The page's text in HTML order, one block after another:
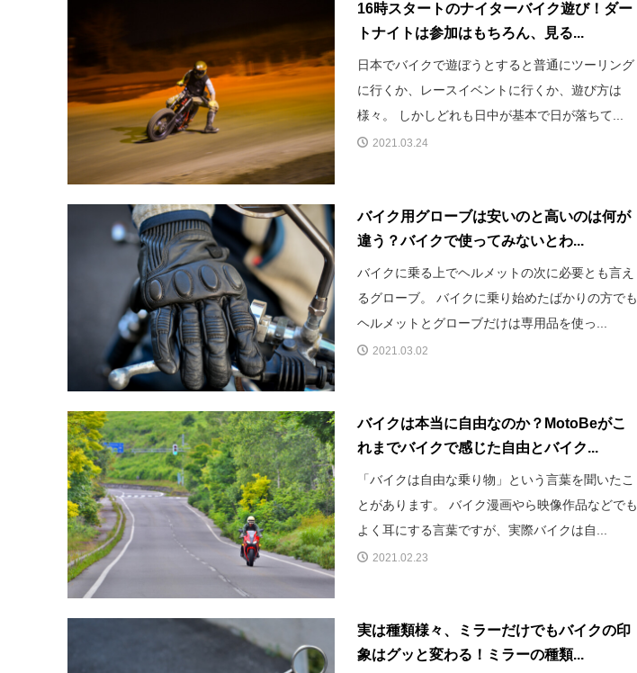
16時スタートのナイターバイク遊び！ダー
トナイトは参加はもちろん、見る...
日本でバイクで遊ぼうとすると普通にツーリング
に行くか、レースイベントに行くか、遊び方は
様々。 しかしどれも日中が基本で日が落ちて...
2021.03.24
バイク用グローブは安いのと高いのは何が
違う？バイクで使ってみないとわ...
バイクに乗る上でヘルメットの次に必要とも言え
るグローブ。 バイクに乗り始めたばかりの方でも
ヘルメットとグローブだけは専用品を使っ...
2021.03.02
バイクは本当に自由なのか？MotoBeがこ
れまでバイクで感じた自由とバイク...
「バイクは自由な乗り物」という言葉を聞いたこ
とがあります。 バイク漫画やら映像作品などでも
よく耳にする言葉ですが、実際バイクは自...
2021.02.23
実は種類様々、ミラーだけでもバイクの印
象はグッと変わる！ミラーの種類...